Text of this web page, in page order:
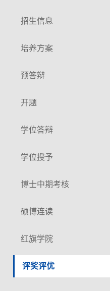
招生信息
培养方案
预答辩
开题
学位答辩
学位授予
博士中期考核
硕博连读
红旗学院
评奖评优